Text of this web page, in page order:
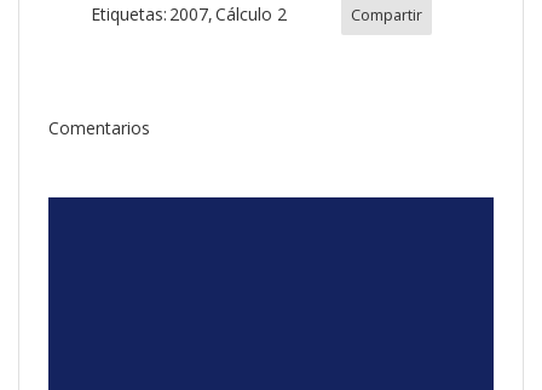
Etiquetas: 2007 Cálculo 2 Compartir
Comentarios